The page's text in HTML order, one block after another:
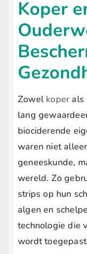
Koper
Zowel koperals
lang
biociderende
waren niet
geneeskunde,
wereld. Zo
strips op hun
algen en
technologie die
wordt